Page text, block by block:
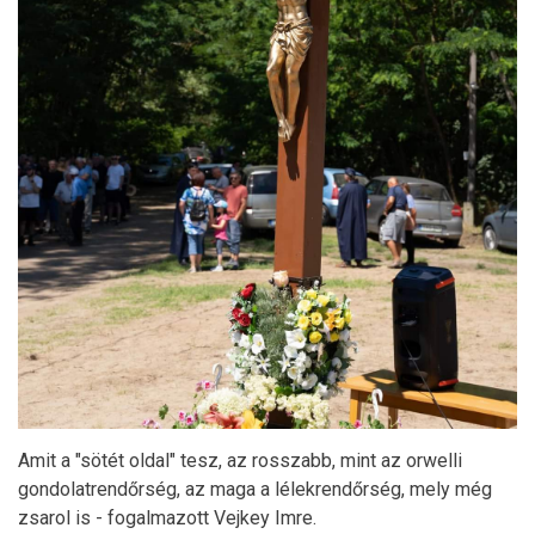
Amit a "sötét oldal" tesz, az rosszabb, mint az orwelli
gondolatrendőrség, az maga a lélekrendőrség, mely még
zsarol is - fogalmazott Vejkey Imre.